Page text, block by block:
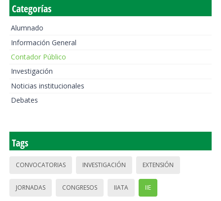
Categorías
Alumnado
Información General
Contador Público
Investigación
Noticias institucionales
Debates
Tags
CONVOCATORIAS INVESTIGACIÓN EXTENSIÓN
JORNADAS CONGRESOS IIATA IIE